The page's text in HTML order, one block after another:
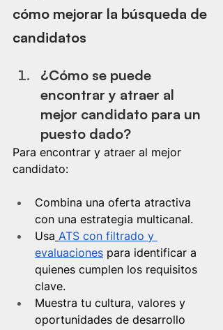
cómo mejorar la búsqueda de
candidatos
¿Cómo se puede
encontrar y atraer al
mejor candidato para un
puesto dado?
Para encontrar y atraer al mejor
candidato:
Combina una oferta atractiva
con una estrategia multicanal.
Usa ATS con filtrado y
evaluaciones para identificar a
quienes cumplen los requisitos
clave.
Muestra tu cultura, valores y
oportunidades de desarrollo